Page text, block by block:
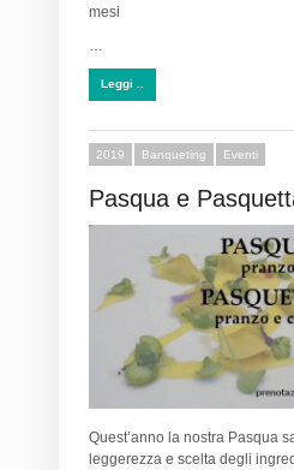
mesi
Leggi ..
2019 Banqueting Eventi
Pasqua e
Quest’anno la nostra Pasqua
leggerezza e scelta degli